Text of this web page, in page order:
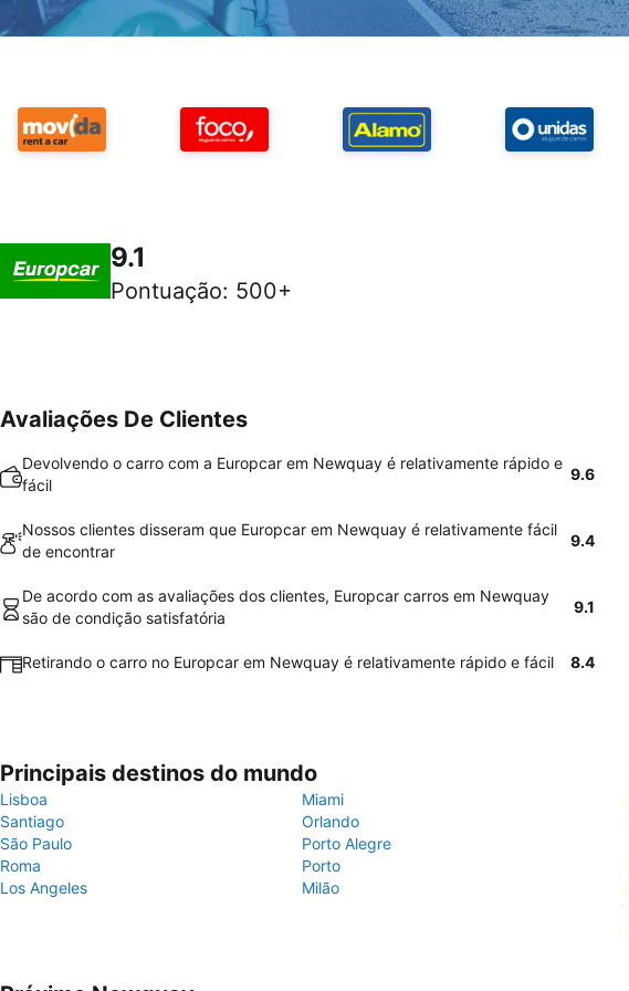
9.1
Pontuação: 500+
Avaliações De Clientes
Devolvendo o carro com a Europcar em Newquay é relativamente rápido e
fácil
9.6
Nossos clientes disseram que Europcar em Newquay é relativamente fácil
de encontrar
9.4
De acordo com as avaliações dos clientes, Europcar carros em Newquay
são de condição satisfatória
9.1
Retirando o carro no Europcar em Newquay é relativamente rápido e fácil 8.4
Principais destinos do mundo
Lisboa
Miami
Santiago
Orlando
São Paulo
Porto Alegre
Roma
Porto
Los Angeles
Milão